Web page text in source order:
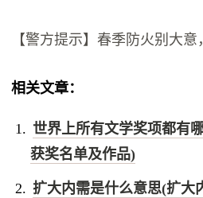
【警方提示】春季防火别大意
相关文章：
世界上所有文学奖项都有
获奖名单及作品)
扩大内需是什么意思(扩大